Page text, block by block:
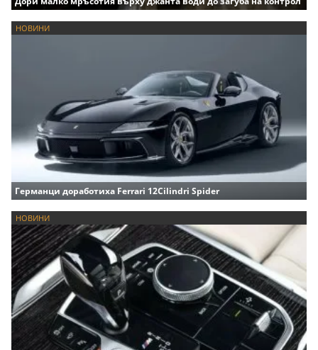
НОВИНИ
Германци доработиха Ferrari 12Cilindri Spider
НОВИНИ